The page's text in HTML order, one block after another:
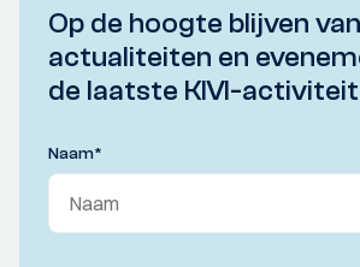
Op de hoogte blijven
actualiteiten en
de laatste KIVI-
Naam*